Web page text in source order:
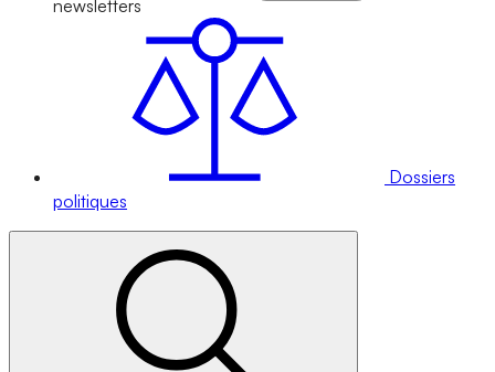
newsletters
Dossiers
politiques